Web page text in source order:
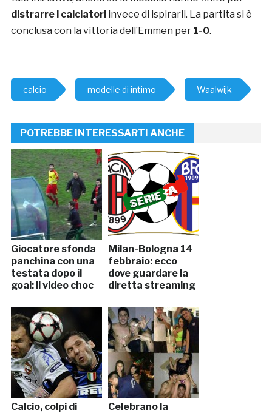
distrarre i calciatoriinvece di ispirarli. La partita si è
conclusa con la vittoria dell’Emmen per 1-0.
calcio modelle di intimo Waalwijk
POTREBBE INTERESSARTI ANCHE
Giocatore sfonda
panchina con una
testata dopo il
goal: il video choc
Milan-Bologna 14
febbraio: ecco
dove guardare la
diretta streaming
Calcio, colpi di Celebrano la